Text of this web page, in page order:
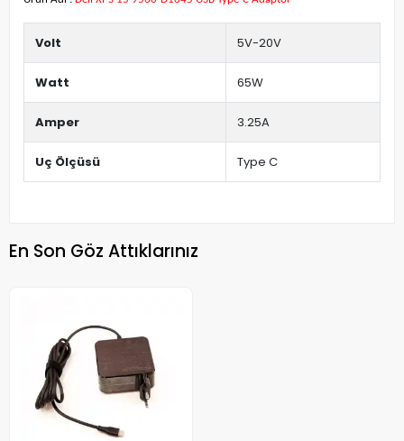
Volt 5V-20V
Watt 65W
Amper 3.25A
Uç Ölçüsü Type C
En Son Göz Attıklarınız